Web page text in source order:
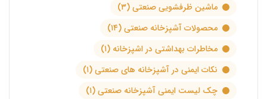
ماشین ظرفشویی صنعتی(۳)
محصولات آشپزخانه صنعتی(۱۴)
مخاطرات بهداشتی در اشپزخانه (۱)
نکات ایمنی در آشپزخانه های صنعتی(۱)
چک لیست ایمنی آشپزخانه صنعتی(۱)